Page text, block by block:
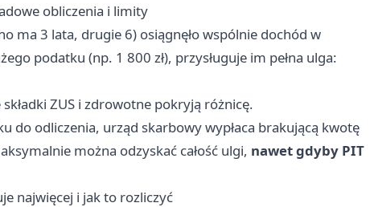
obliczenia i limity
ma 3 lata, drugie 6) osiągnęło wspólnie dochód w
podatku (np. 1 800 zł), przysługuje im pełna ulga:
składki ZUS i zdrowotne pokryją różnicę.
do odliczenia, urząd skarbowy wypłaca brakującą kwotę
można odzyskać całość ulgi, nawet gdyby PIT
najwięcej i jak to rozliczyć